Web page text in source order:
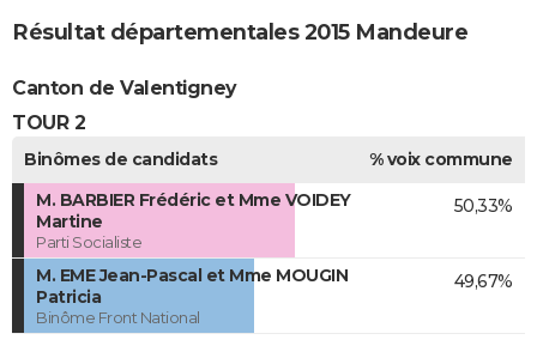
Résultat départementales 2015 Mandeure
Canton de Valentigney
TOUR 2
Binômes de candidats
% voix commune
M. BARBIER Frédéric et Mme VOIDEY
Martine
Parti Socialiste
50,33%
M. EME Jean-Pascal et Mme MOUGIN
Patricia
Binôme Front National
49,67%